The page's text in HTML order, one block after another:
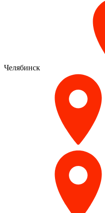
Челябинск